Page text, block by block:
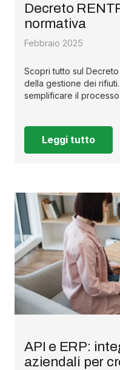
Decreto
normativa
Febbraio 2025
Scopri tutto sul
della gestione dei
semplificare il processo
Leggi tutto
API e ERP:
aziendali per